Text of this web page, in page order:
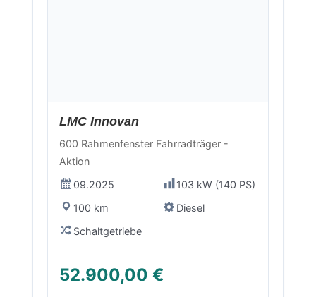
LMC Innovan
600 Rahmenfenster Fahrradträger -
Aktion
09.2025
103 kW (140 PS)
100 km
Diesel
Schaltgetriebe
52.900,00 €